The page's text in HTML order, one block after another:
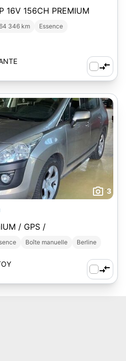
16V 156CH PREMIUM
346 km
Essence
3
/ GPS /
Boîte manuelle Berline